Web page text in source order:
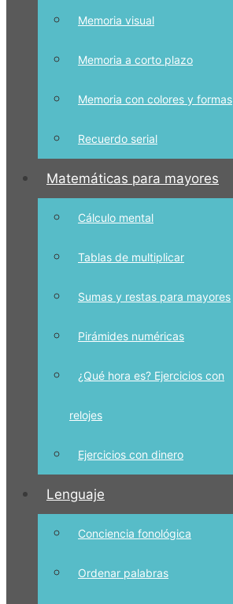
Memoria visual
Memoria a corto plazo
Memoria con colores y formas
Recuerdo serial
Matemáticas para mayores
Cálculo mental
Tablas de multiplicar
Sumas y restas para mayores
Pirámides numéricas
¿Qué hora es? Ejercicios con
relojes
Ejercicios con dinero
Lenguaje
Conciencia fonológica
Ordenar palabras